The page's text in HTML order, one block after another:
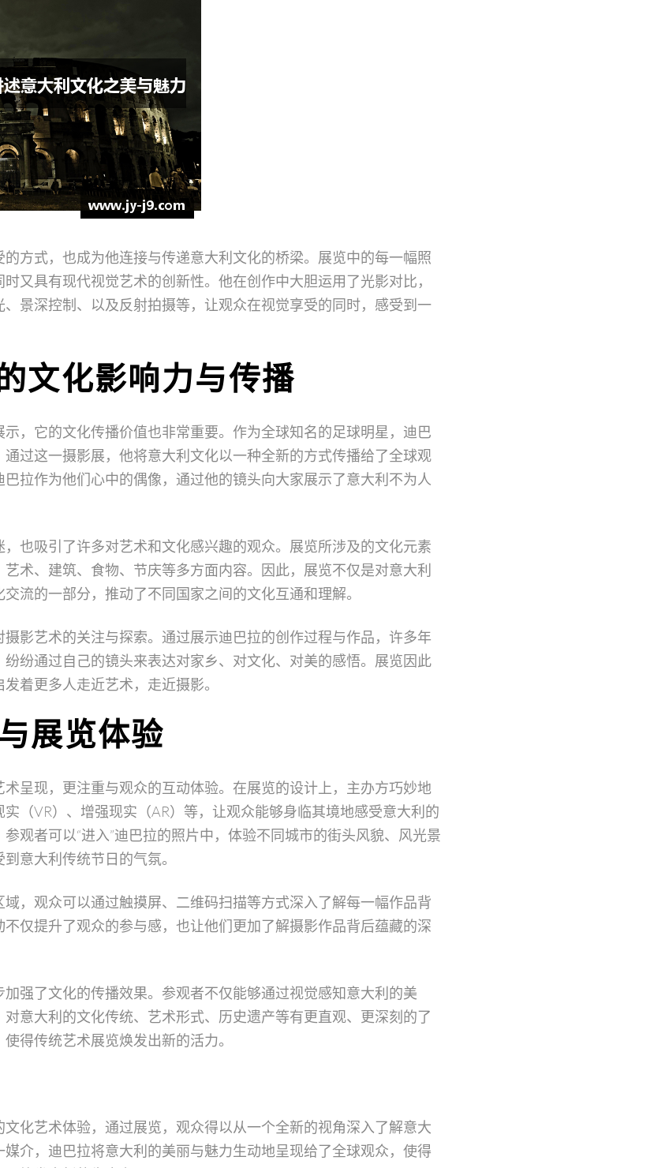
方式，也成为他连接与传递意大利文化的桥梁。展览中的每一幅照
又具有现代视觉艺术的创新性。他在创作中大胆运用了光影对比，
景深控制、以及反射拍摄等，让观众在视觉享受的同时，感受到一
文化影响力与传播
，它的文化传播价值也非常重要。作为全球知名的足球明星，迪巴
过这一摄影展，他将意大利文化以一种全新的方式传播给了全球观
拉作为他们心中的偶像，通过他的镜头向大家展示了意大利不为人
也吸引了许多对艺术和文化感兴趣的观众。展览所涉及的文化元素
术、建筑、食物、节庆等多方面内容。因此，展览不仅是对意大利
流的一部分，推动了不同国家之间的文化互通和理解。
影艺术的关注与探索。通过展示迪巴拉的创作过程与作品，许多年
纷通过自己的镜头来表达对家乡、对文化、对美的感悟。展览因此
着更多人走近艺术，走近摄影。
展览体验
呈现，更注重与观众的互动体验。在展览的设计上，主办方巧妙地
（VR）、增强现实（AR）等，让观众能够身临其境地感受意大利的
观者可以“进入”迪巴拉的照片中，体验不同城市的街头风貌、风光景
意大利传统节日的气氛。
，观众可以通过触摸屏、二维码扫描等方式深入了解每一幅作品背
仅提升了观众的参与感，也让他们更加了解摄影作品背后蕴藏的深
强了文化的传播效果。参观者不仅能够通过视觉感知意大利的美
意大利的文化传统、艺术形式、历史遗产等有更直观、更深刻的了
得传统艺术展览焕发出新的活力。
化艺术体验，通过展览，观众得以从一个全新的视角深入了解意大
介，迪巴拉将意大利的美丽与魅力生动地呈现给了全球观众，使得